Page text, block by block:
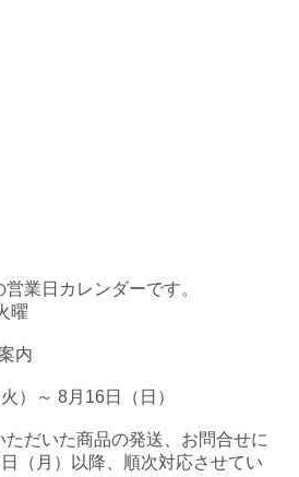
業日カレンダーです。
曜
内
）～ 8月16日（日）
ただいた商品の発送、お問合せに
（月）以降、順次対応させてい